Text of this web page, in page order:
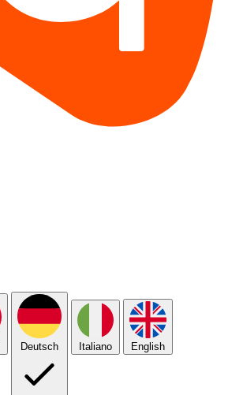
Deutsch Italiano English